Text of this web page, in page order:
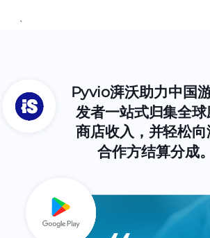
`
Pyvio湃沃助力中国
发者一站式归集全球
商店收入，并轻松向
合作方结算分成。